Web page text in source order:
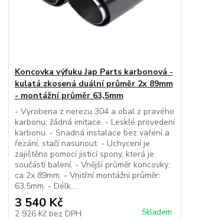
Koncovka výfuku Jap Parts karbonová -
kulatá zkosená duální průměr 2x 89mm
- montážní průměr 63,5mm
- Vyrobena z nerezu 304 a obal z pravého
karbonu, žádná imitace. - Lesklé provedení
karbonu. - Snadná instalace bez vaření a
řezání, stačí nasunout. - Uchycení je
zajištěno pomocí jisticí spony, která je
součástí balení. - Vnější průměr koncovky:
ca 2x 89mm. - Vnitřní montážní průměr:
63,5mm. - Délk...
3 540 Kč
2 926 Kč bez DPH Skladem